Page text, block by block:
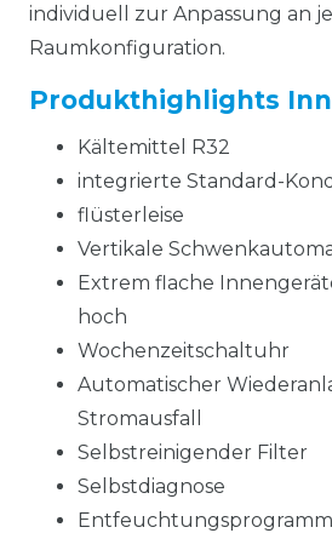
individuell zur Anpassung an
Raumkonfiguration.
Produkthighlights
Kältemittel R32
integrierte Standard-
flüsterleise
Vertikale
Extrem flache
hoch
Wochenzeitschaltuhr
Automatischer
Stromausfall
Selbstreinigender Filter
Selbstdiagnose
Entfeuchtungsprogramm